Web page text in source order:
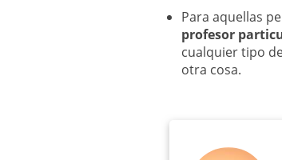
Para aquellas
profesor
cualquier tipo
otra cosa.